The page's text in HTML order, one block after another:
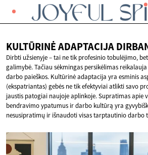
KULTŪRINĖ ADAPTACIJA
Dirbti užsienyje – tai ne tik profesinio tobulėjimo,
galimybė. Tačiau sėkmingas persikėlimas
darbo paieškos. Kultūrinė adaptacija yra esminis
(ekspatriantas) gebės ne tik efektyviai atlikti savo
jaustis patogiai naujoje aplinkoje. Supratimas apie
bendravimo ypatumus ir darbo kultūrą yra
nesusipratimų ir išnaudoti visas tarptautinio darbo